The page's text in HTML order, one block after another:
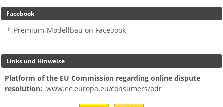
Facebook
Premium-Modellbau on Facebook
Links und Hinweise
Platform of the EU Commission regarding online dispute
resolution: www.ec.europa.eu/consumers/odr